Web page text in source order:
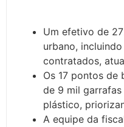
Um efetivo de
urbano,
contratados,
Os 17 pontos de
de 9 mil
plástico,
A equipe da